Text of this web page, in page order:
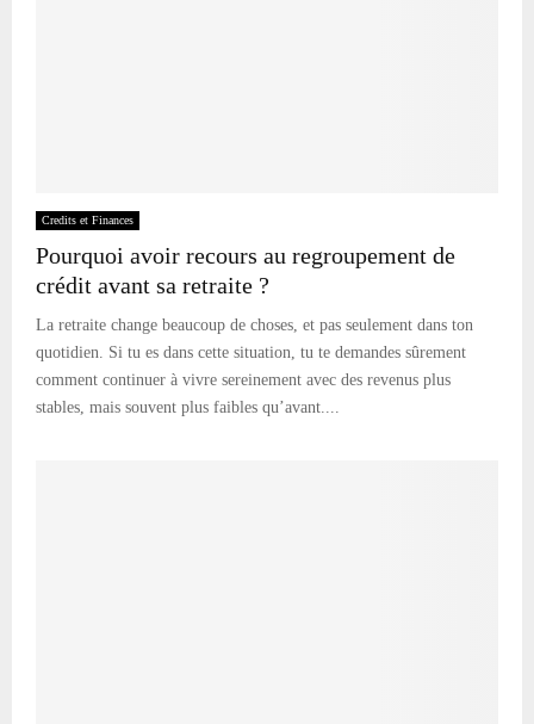
Credits et Finances
Pourquoi avoir recours au regroupement de
crédit avant sa retraite ?
La retraite change beaucoup de choses, et pas seulement dans ton
quotidien. Si tu es dans cette situation, tu te demandes sûrement
comment continuer à vivre sereinement avec des revenus plus
stables, mais souvent plus faibles qu’avant....